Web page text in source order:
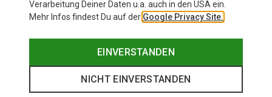
Verarbeitung Deiner Daten u.a. auch in den USA ein.
Mehr Infos findest Du auf der Google Privacy Site.
EINVERSTANDEN
NICHT EINVERSTANDEN